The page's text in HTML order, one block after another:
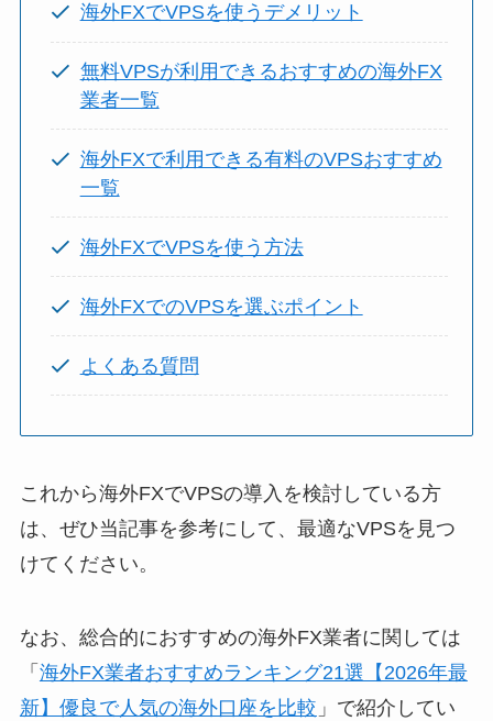
海外FXでVPSを使うデメリット
無料VPSが利用できるおすすめの海外FX
業者一覧
海外FXで利用できる有料のVPSおすすめ
一覧
海外FXでVPSを使う方法
海外FXでのVPSを選ぶポイント
よくある質問
これから海外FXでVPSの導入を検討している方
は、ぜひ当記事を参考にして、最適なVPSを見つ
けてください。
なお、総合的におすすめの海外FX業者に関しては
「 海外FX業者おすすめランキング21選【2026年最
新】優良で人気の海外口座を比較 」で紹介してい